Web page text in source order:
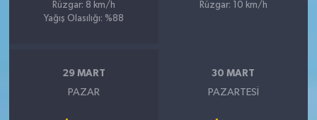
Rüzgar: 8 km/h
Yağış Olasılığı: %88
Rüzgar: 10 km/h
29 MART
PAZAR
30 MART
PAZARTESI